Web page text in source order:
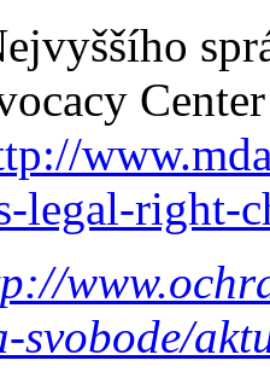
legal-right-
svobode/